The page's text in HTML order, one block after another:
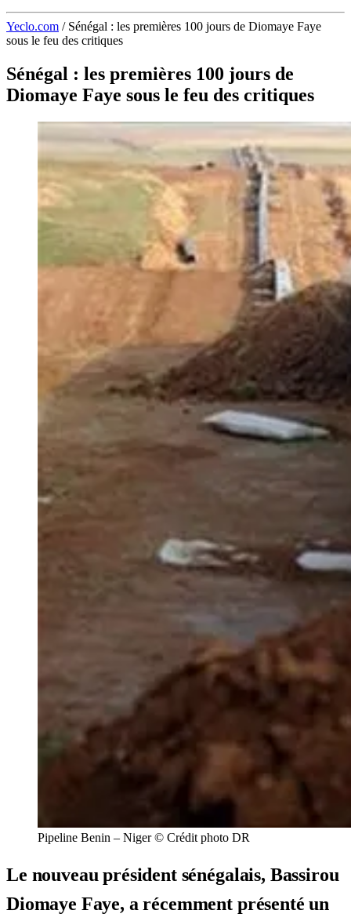
Yeclo.com / Sénégal : les premières 100 jours de Diomaye Faye
sous le feu des critiques
Sénégal : les premières 100 jours de
Diomaye Faye sous le feu des critiques
Pipeline Benin – Niger © Crédit photo DR
Le nouveau président sénégalais, Bassirou
Diomaye Faye, a récemment présenté un